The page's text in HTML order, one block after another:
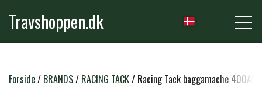
Travshoppen.dk
NYHEDER
Forside BRANDS RACING TACK Racing Tack baggamache 400AN